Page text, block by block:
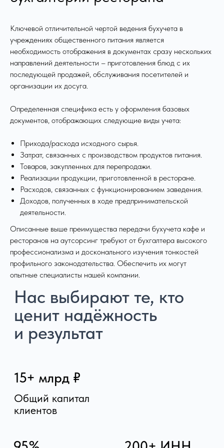
Ключевой отличительной чертой ведения бухучета в
учреждениях общественного питания является
необходимость отображения в документах сразу нескольких
направлений деятельности – приготовления блюд с их
последующей продажей, обслуживания посетителей и
организации их досуга.
Определенная специфика есть у оформления базовых
документов, отображающих следующие виды учета:
Прихода/расхода исходного сырья.
Затрат, связанных с производством продуктов питания.
Товаров, закупленных для перепродажи.
Реализации продукции, приготовленной в ресторане.
Расходов, связанных с функционированием заведения.
Доходов, полученных в ходе предпринимательской
деятельности.
Описанные выше преимущества передачи бухучета кафе и
ресторанов на аутсорсинг требуют от бухгалтера высокого
профессионализма и досконального изучения тонкостей
профильного законодательства. Обеспечить их могут
опытные специалисты нашей компании.
Собственный фонд
урегулирования
5 лет гарантии
На качество
оказываемых услуг
задач
Знакомство и диагностика
Передача данных и настройка процесса
Регулярная работа и поддержка
Реализация цели и развитие
Схема работы:
от заявки
до результата
Мой путь к спокойной и прозрачной
бухгалтерии